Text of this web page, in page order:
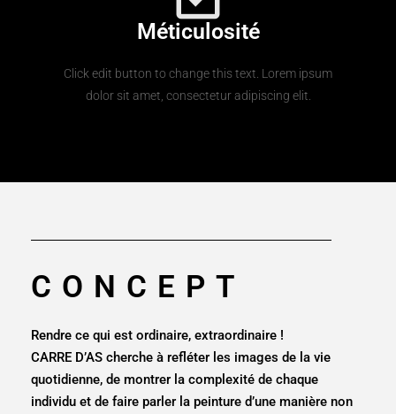
Méticulosité
Click edit button to change this text. Lorem ipsum
dolor sit amet, consectetur adipiscing elit.
CONCEPT
Rendre ce qui est ordinaire, extraordinaire !
CARRE D’AS cherche à refléter les images de la vie
quotidienne, de montrer la complexité de chaque
individu et de faire parler la peinture d’une manière non